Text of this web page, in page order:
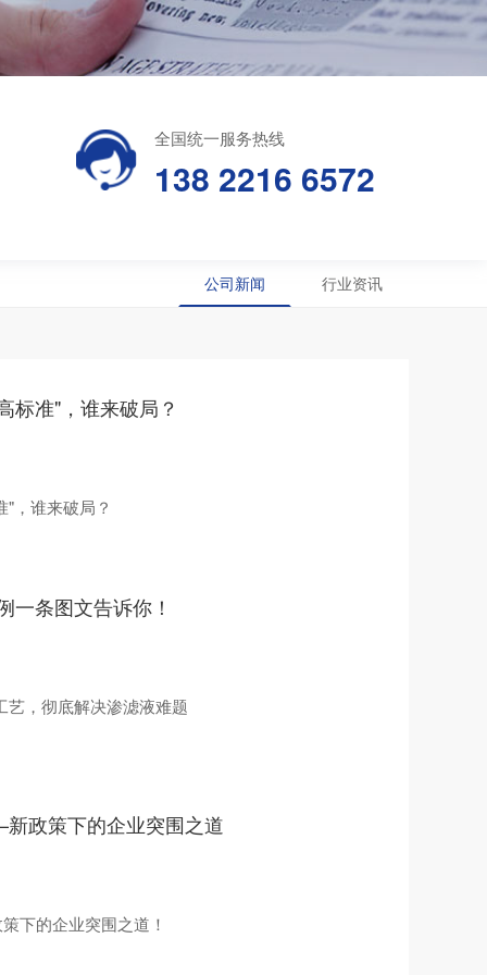
全国统一服务热线
138 2216 6572
公司新闻 行业资讯
标准"，谁来破局？
，谁来破局？
一条图文告诉你！
艺，彻底解决渗滤液难题
政策下的企业突围之道
下的企业突围之道！